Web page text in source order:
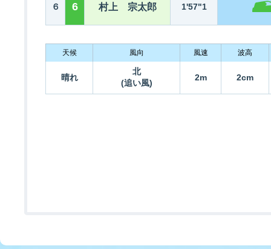
６ 6 村上 宗太郎 1'57"1
天候 風向 風速 波高
晴れ
北
(追い風)
2m 2cm